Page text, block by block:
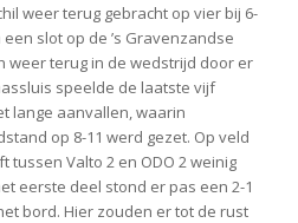
weer terug gebracht op vier bij 6-
slot op de ’s Gravenzandse
weer terug in de wedstrijd door er
speelde de laatste vijf
lange aanvallen, waarin
op 8-11 werd gezet. Op veld
tussen Valto 2 en ODO 2 weinig
eerste deel stond er pas een 2-1
bord. Hier zouden er tot de rust